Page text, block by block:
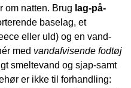
om natten. Brug lag-på-
baselag, et
eller uld) og en vand-
med vandafvisende fodtøj
smeltevand og sjap-samt
er ikke til forhandling: